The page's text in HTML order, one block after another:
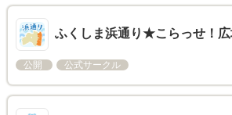
ふくしま浜通り★こらっせ！
公開 公式サークル